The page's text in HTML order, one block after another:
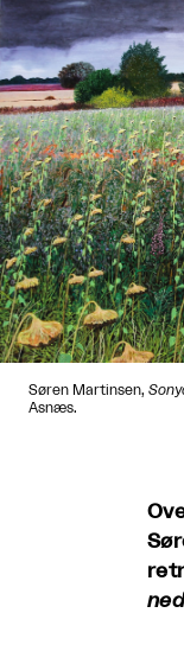
Søren Martinsen,
Asnæs.